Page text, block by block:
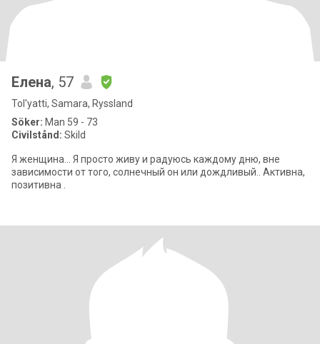
Елена, 57
Tol'yatti, Samara, Ryssland
Söker: Man 59 - 73
Civilstånd: Skild
Я женщина... Я просто живу и радуюсь каждому дню, вне
зависимости от того, солнечный он или дождливый.. Активна,
позитивна .